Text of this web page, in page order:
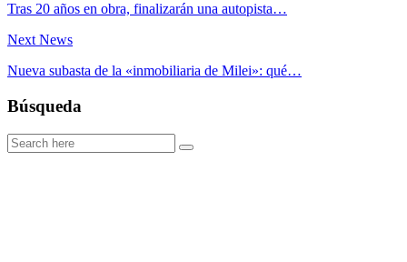
Tras 20 años en obra, finalizarán una autopista…
Next News
Nueva subasta de la «inmobiliaria de Milei»: qué…
Búsqueda